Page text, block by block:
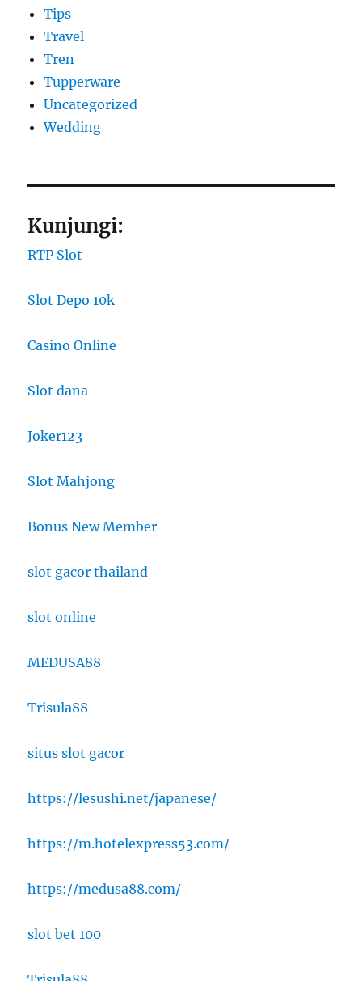
Tips
Travel
Tren
Tupperware
Uncategorized
Wedding
Kunjungi:
RTP Slot
Slot Depo 10k
Casino Online
Slot dana
Joker123
Slot Mahjong
Bonus New Member
slot gacor thailand
slot online
MEDUSA88
Trisula88
situs slot gacor
https://lesushi.net/japanese/
https://m.hotelexpress53.com/
https://medusa88.com/
slot bet 100